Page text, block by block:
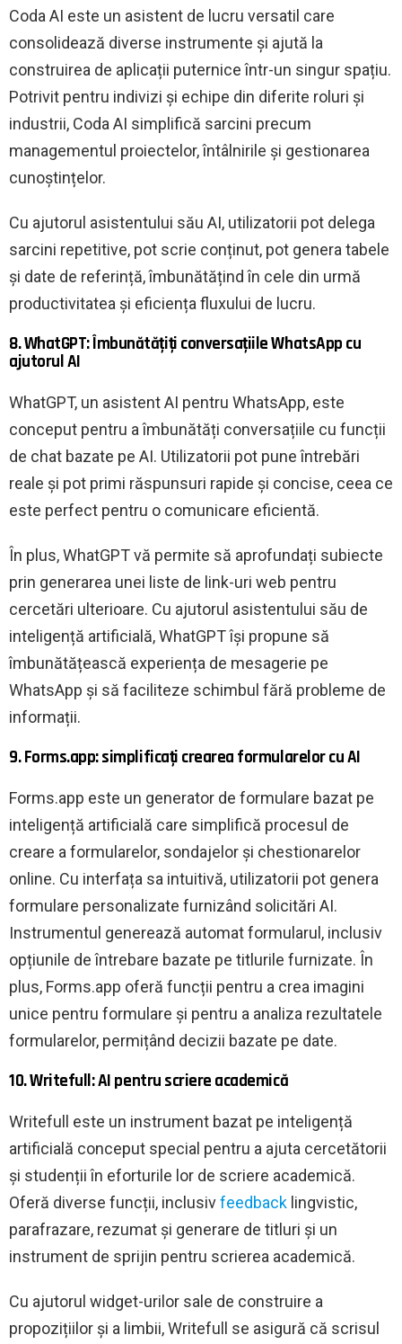
Coda AI este un asistent de lucru versatil care
consolidează diverse instrumente și ajută la
construirea de aplicații puternice într-un singur spațiu.
Potrivit pentru indivizi și echipe din diferite roluri și
industrii, Coda AI simplifică sarcini precum
managementul proiectelor, întâlnirile și gestionarea
cunoștințelor.
Cu ajutorul asistentului său AI, utilizatorii pot delega
sarcini repetitive, pot scrie conținut, pot genera tabele
și date de referință, îmbunătățind în cele din urmă
productivitatea și eficiența fluxului de lucru.
8. WhatGPT: Îmbunătățiți conversațiile WhatsApp cu
ajutorul AI
WhatGPT, un asistent AI pentru WhatsApp, este
conceput pentru a îmbunătăți conversațiile cu funcții
de chat bazate pe AI. Utilizatorii pot pune întrebări
reale și pot primi răspunsuri rapide și concise, ceea ce
este perfect pentru o comunicare eficientă.
În plus, WhatGPT vă permite să aprofundați subiecte
prin generarea unei liste de link-uri web pentru
cercetări ulterioare. Cu ajutorul asistentului său de
inteligență artificială, WhatGPT își propune să
îmbunătățească experiența de mesagerie pe
WhatsApp și să faciliteze schimbul fără probleme de
informații.
9. Forms.app: simplificați crearea formularelor cu AI
Forms.app este un generator de formulare bazat pe
inteligență artificială care simplifică procesul de
creare a formularelor, sondajelor și chestionarelor
online. Cu interfața sa intuitivă, utilizatorii pot genera
formulare personalizate furnizând solicitări AI.
Instrumentul generează automat formularul, inclusiv
opțiunile de întrebare bazate pe titlurile furnizate. În
plus, Forms.app oferă funcții pentru a crea imagini
unice pentru formulare și pentru a analiza rezultatele
formularelor, permițând decizii bazate pe date.
10. Writefull: AI pentru scriere academică
Writefull este un instrument bazat pe inteligență
artificială conceput special pentru a ajuta cercetătorii
și studenții în eforturile lor de scriere academică.
Oferă diverse funcții, inclusivfeedback lingvistic,
parafrazare, rezumat și generare de titluri și un
instrument de sprijin pentru scrierea academică.
Cu ajutorul widget-urilor sale de construire a
propozițiilor și a limbii, Writefull se asigură că scrisul